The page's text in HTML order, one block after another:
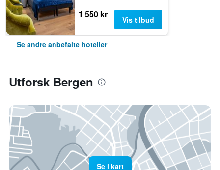
1 550 kr Vis tilbud
Se andre anbefalte hoteller
Utforsk Bergen
Se i kart